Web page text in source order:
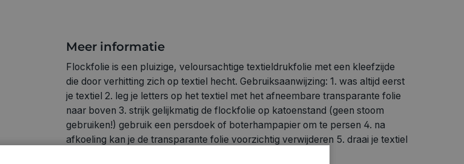
Meer informatie
Flockfolie is een pluizige, veloursachtige textieldrukfolie met een kleefzijde
die door verhitting zich op textiel hecht. Gebruiksaanwijzing: 1. was altijd eerst
je textiel 2. leg je letters op het textiel met het afneembare transparante folie
naar boven 3. strijk gelijkmatig de flockfolie op katoenstand (geen stoom
gebruiken!) gebruik een persdoek of boterhampapier om te persen 4. na
afkoeling kan je de transparante folie voorzichtig verwijderen 5. draai je textiel